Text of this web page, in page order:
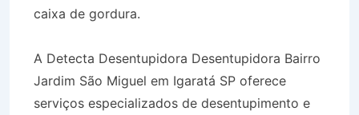
caixa de gordura.
A Detecta Desentupidora Desentupidora Bairro
Jardim São Miguel em Igaratá SP oferece
serviços especializados de desentupimento e